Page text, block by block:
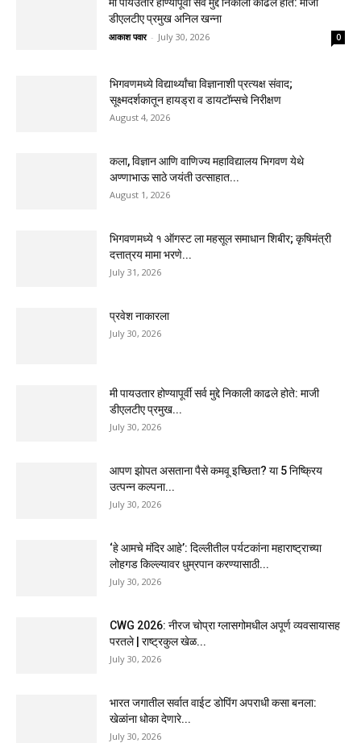
डीएलटीए प्रमुख अनिल खन्ना
आकाश पवार - July 30, 2026 0
भिगवणमध्ये विद्यार्थ्यांचा विज्ञानाशी प्रत्यक्ष संवाद;
सूक्ष्मदर्शकातून हायड्रा व डायटॉम्सचे निरीक्षण
August 4, 2026
कला, विज्ञान आणि वाणिज्य महाविद्यालय भिगवण येथे
अण्णाभाऊ साठे जयंती उत्साहात...
August 1, 2026
भिगवणमध्ये १ ऑगस्ट ला महसूल समाधान शिबीर; कृषिमंत्री
दत्तात्रय मामा भरणे...
July 31, 2026
प्रवेश नाकारला
July 30, 2026
मी पायउतार होण्यापूर्वी सर्व मुद्दे निकाली काढले होते: माजी
डीएलटीए प्रमुख...
July 30, 2026
आपण झोपत असताना पैसे कमवू इच्छिता? या 5 निष्क्रिय
उत्पन्न कल्पना...
July 30, 2026
‘हे आमचे मंदिर आहे’: दिल्लीतील पर्यटकांना महाराष्ट्राच्या
लोहगड किल्ल्यावर धुम्रपान करण्यासाठी...
July 30, 2026
CWG 2026: नीरज चोप्रा ग्लासगोमधील अपूर्ण व्यवसायासह
परतले | राष्ट्रकुल खेळ...
July 30, 2026
भारत जगातील सर्वात वाईट डोपिंग अपराधी कसा बनला:
खेळांना धोका देणारे...
July 30, 2026